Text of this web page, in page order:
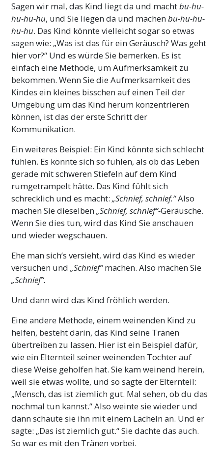
Sagen wir mal, das Kind liegt da und machtbu-hu-
hu-hu-hu, und Sie liegen da und machenbu-hu-hu-
hu-hu. Das Kind könnte vielleicht sogar so etwas
sagen wie: „Was ist das für ein Geräusch? Was geht
hier vor?“ Und es würde Sie bemerken. Es ist
einfach eine Methode, um Aufmerksamkeit zu
bekommen. Wenn Sie die Aufmerksamkeit des
Kindes ein kleines bisschen auf einen Teil der
Umgebung um das Kind herum konzentrieren
können, ist das der erste Schritt der
Kommunikation.
Ein weiteres Beispiel: Ein Kind könnte sich schlecht
fühlen. Es könnte sich so fühlen, als ob das Leben
gerade mit schweren Stiefeln auf dem Kind
rumgetrampelt hätte. Das Kind fühlt sich
schrecklich und es macht: „Schnief, schnief.“Also
machen Sie dieselben„Schnief, schnief“-Geräusche.
Wenn Sie dies tun, wird das Kind Sie anschauen
und wieder wegschauen.
Ehe man sich’s versieht, wird das Kind es wieder
versuchen und „Schnief“machen. Also machen Sie
„Schnief“.
Und dann wird das Kind fröhlich werden.
Eine andere Methode, einem weinenden Kind zu
helfen, besteht darin, das Kind seine Tränen
übertreiben zu lassen. Hier ist ein Beispiel dafür,
wie ein Elternteil seiner weinenden Tochter auf
diese Weise geholfen hat. Sie kam weinend herein,
weil sie etwas wollte, und so sagte der Elternteil:
„Mensch, das ist ziemlich gut. Mal sehen, ob du das
nochmal tun kannst.“ Also weinte sie wieder und
dann schaute sie ihn mit einem Lächeln an. Und er
sagte: „Das ist ziemlich gut.“ Sie dachte das auch.
So war es mit den Tränen vorbei.